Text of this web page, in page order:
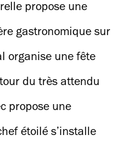
propose une
!
gastronomique sur
organise une fête
du très attendu
propose une
étoilé s’installe
Mouffetard